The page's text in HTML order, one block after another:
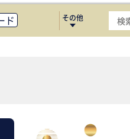
ド
ス移転
その他